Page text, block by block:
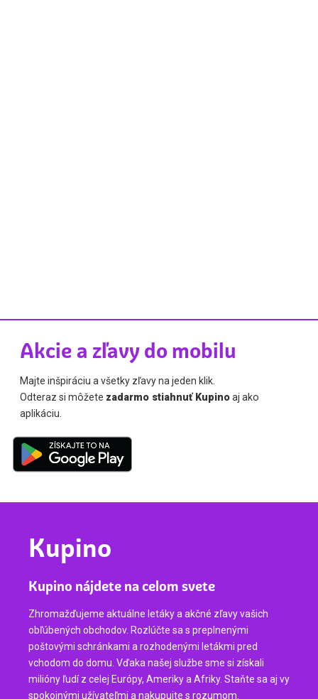
Akcie a zľavy do mobilu
Majte inšpiráciu a všetky zľavy na jeden klik.
Odteraz si môžete zadarmo stiahnuť Kupinoaj ako
aplikáciu.
Kupino
Kupino nájdete na celom svete
Zhromažďujeme aktuálne letáky a akčné zľavy vašich
obľúbených obchodov. Rozlúčte sa s preplnenými
poštovými schránkami a rozhodenými letákmi pred
vchodom do domu. Vďaka našej službe sme si získali
milióny ľudí z celej Európy, Ameriky a Afriky. Staňte sa aj vy
spokojnými užívateľmi a nakupujte s rozumom.